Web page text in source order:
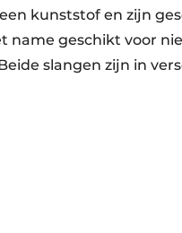
kunststof en zijn
name geschikt voor
slangen zijn in